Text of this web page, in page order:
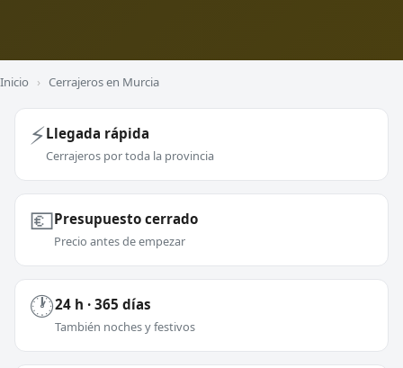
Inicio › Cerrajeros en Murcia
⚡Llegada rápida
Cerrajeros por toda la provincia
💶Presupuesto cerrado
Precio antes de empezar
🕐24 h · 365 días
También noches y festivos